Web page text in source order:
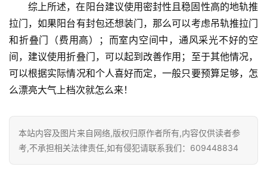
综上所述，在阳台建议使用密封性且稳固性高的地轨推
拉门，如果阳台有封包还想装门，那么可以考虑吊轨推拉门
和折叠门（费用高）；而室内空间中，通风采光不好的空
间，建议使用折叠门，可以起到改善作用；至于其他情况，
可以根据实际情况和个人喜好而定，一般只要预算足够，怎
么漂亮大气上档次就怎么来！
本站内容及图片来自网络,版权归原作者所有,内容仅供读者参
考,不承担相关法律责任,如有侵犯请联系我们：609448834